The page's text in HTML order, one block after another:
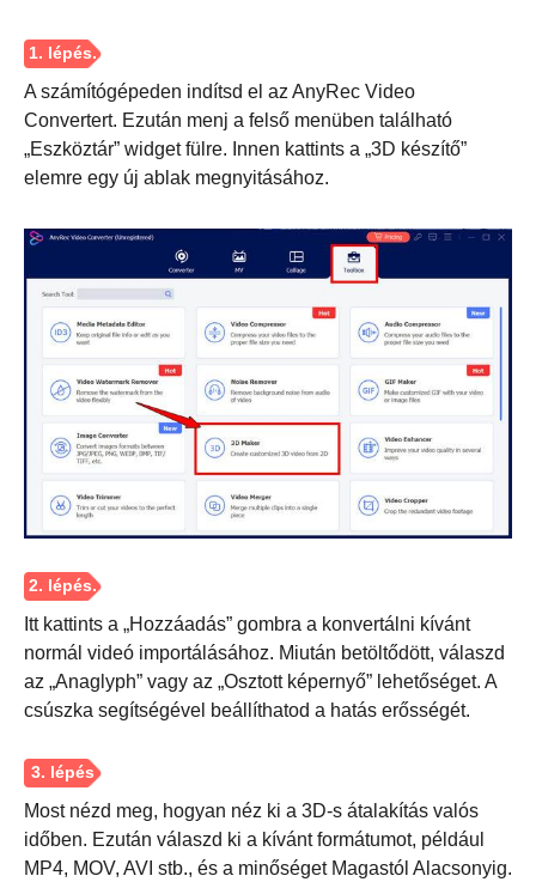
A számítógépeden indítsd el az AnyRec Video
Convertert. Ezután menj a felső menüben található
„Eszköztár” widget fülre. Innen kattints a „3D készítő”
elemre egy új ablak megnyitásához.
Itt kattints a „Hozzáadás” gombra a konvertálni kívánt
normál videó importálásához. Miután betöltődött, válaszd
az „Anaglyph” vagy az „Osztott képernyő” lehetőséget. A
csúszka segítségével beállíthatod a hatás erősségét.
Most nézd meg, hogyan néz ki a 3D-s átalakítás valós
időben. Ezután válaszd ki a kívánt formátumot, például
MP4, MOV, AVI stb., és a minőséget Magastól Alacsonyig.